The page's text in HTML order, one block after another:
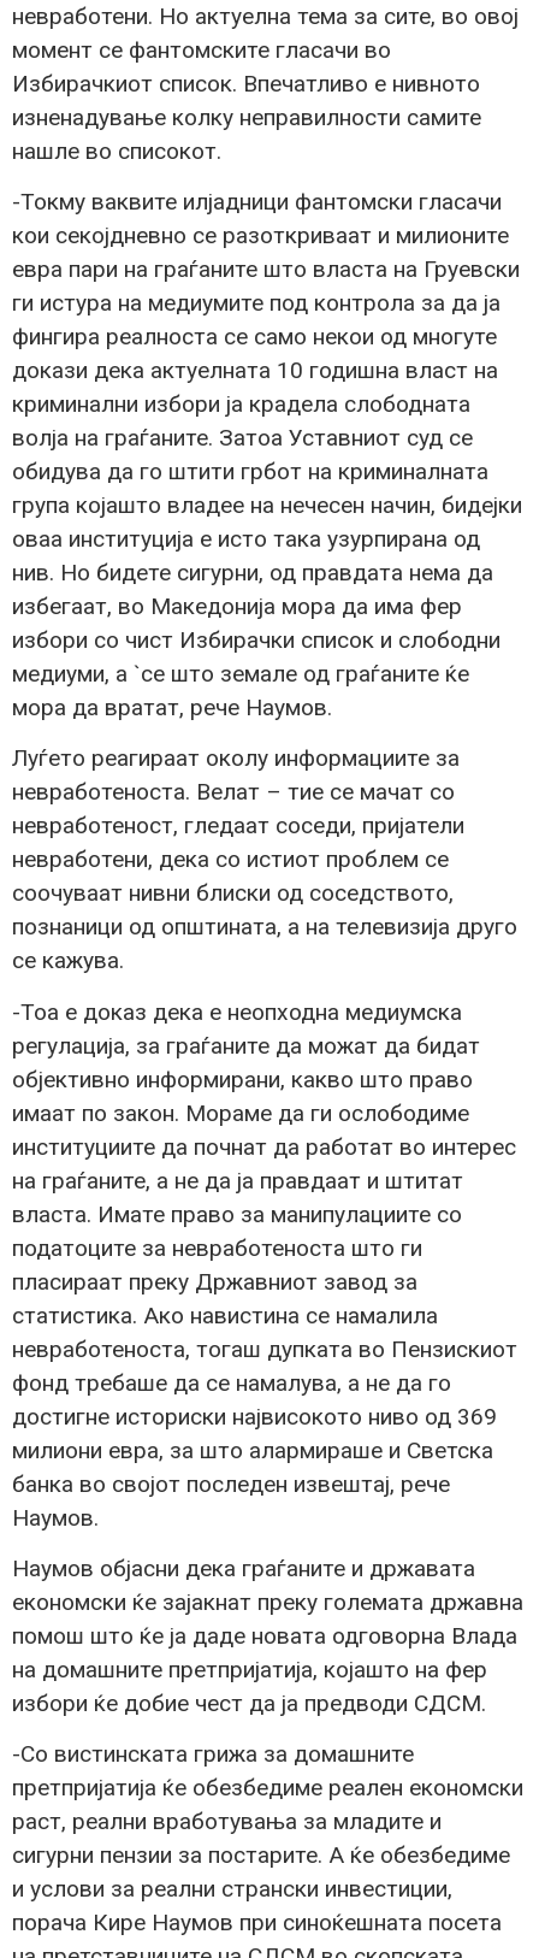
невработени. Но актуелна тема за сите, во овој
момент се фантомските гласачи во
Избирачкиот список. Впечатливо е нивното
изненадување колку неправилности самите
нашле во списокот.
-Токму ваквите илјадници фантомски гласачи
кои секојдневно се разоткриваат и милионите
евра пари на граѓаните што власта на Груевски
ги истура на медиумите под контрола за да ја
фингира реалноста се само некои од многуте
докази дека актуелната 10 годишна власт на
криминални избори ја крадела слободната
волја на граѓаните. Затоа Уставниот суд се
обидува да го штити грбот на криминалната
група којашто владее на нечесен начин, бидејки
оваа институција е исто така узурпирана од
нив. Но бидете сигурни, од правдата нема да
избегаат, во Македонија мора да има фер
избори со чист Избирачки список и слободни
медиуми, а `се што земале од граѓаните ќе
мора да вратат, рече Наумов.
Луѓето реагираат околу информациите за
невработеноста. Велат – тие се мачат со
невработеност, гледаат соседи, пријатели
невработени, дека со истиот проблем се
соочуваат нивни блиски од соседството,
познаници од општината, а на телевизија друго
се кажува.
-Тоа е доказ дека е неопходна медиумска
регулација, за граѓаните да можат да бидат
објективно информирани, какво што право
имаат по закон. Мораме да ги ослободиме
институциите да почнат да работат во интерес
на граѓаните, а не да ја правдаат и штитат
власта. Имате право за манипулациите со
податоците за невработеноста што ги
пласираат преку Државниот завод за
статистика. Ако навистина се намалила
невработеноста, тогаш дупката во Пензискиот
фонд требаше да се намалува, а не да го
достигне историски највисокото ниво од 369
милиони евра, за што алармираше и Светска
банка во својот последен извештај, рече
Наумов.
Наумов објасни дека граѓаните и државата
економски ќе зајакнат преку големата државна
помош што ќе ја даде новата одговорна Влада
на домашните претпријатија, којашто на фер
избори ќе добие чест да ја предводи СДСМ.
-Со вистинската грижа за домашните
претпријатија ќе обезбедиме реален економски
раст, реални вработувања за младите и
сигурни пензии за постарите. А ќе обезбедиме
и услови за реални странски инвестиции,
порача Кире Наумов при синоќешната посета